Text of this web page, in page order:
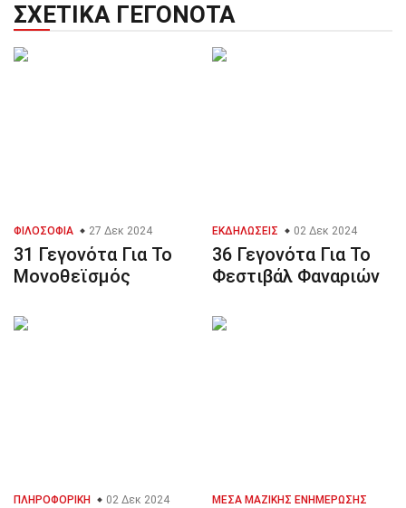
ΣΧΕΤΙΚΆ ΓΕΓΟΝΌΤΑ
ΦΙΛΟΣΟΦΊΑ 27 Δεκ 2024
31 Γεγονότα Για Το
Μονοθεϊσμός
ΕΚΔΗΛΏΣΕΙΣ 02 Δεκ 2024
36 Γεγονότα Για Το
Φεστιβάλ Φαναριών
ΠΛΗΡΟΦΟΡΙΚΉ 02 Δεκ 2024
ΜΈΣΑ ΜΑΖΙΚΉΣ ΕΝΗΜΈΡΩΣΗΣ